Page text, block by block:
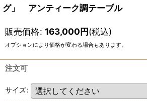
グ」 アンティーク調テーブル
販売価格: 163,000円(税込)
オプションにより価格が変わる場合もあります。
注文可
サイズ: